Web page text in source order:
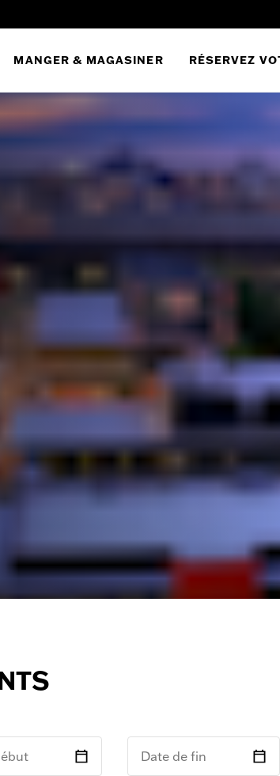
MANGER & MAGASINER RÉSERVEZ
Date de fin